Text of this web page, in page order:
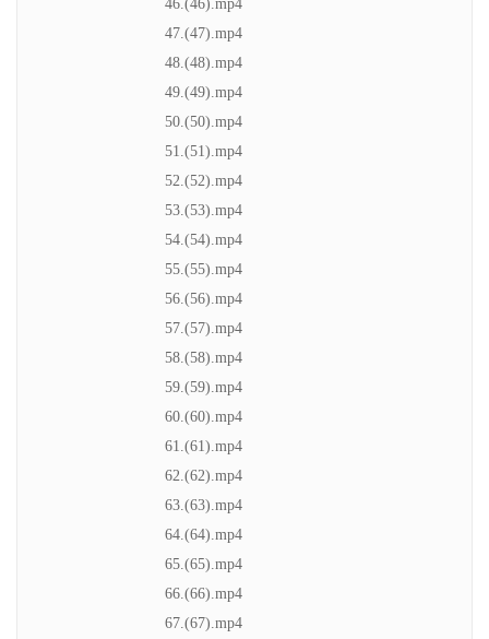
46.(46).mp4
47.(47).mp4
48.(48).mp4
49.(49).mp4
50.(50).mp4
51.(51).mp4
52.(52).mp4
53.(53).mp4
54.(54).mp4
55.(55).mp4
56.(56).mp4
57.(57).mp4
58.(58).mp4
59.(59).mp4
60.(60).mp4
61.(61).mp4
62.(62).mp4
63.(63).mp4
64.(64).mp4
65.(65).mp4
66.(66).mp4
67.(67).mp4